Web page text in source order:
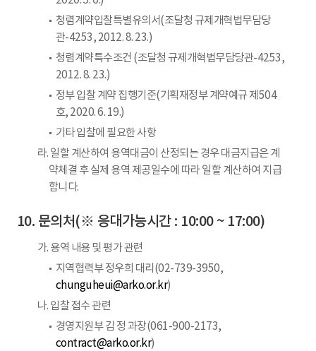
청렴계약입찰특별유의서(조달청 규제개혁법무담당
관-4253, 2012. 8. 23.)
청렴계약특수조건 (조달청 규제개혁법무담당관-4253,
2012. 8. 23.)
정부 입찰 계약 집행기준(기획재정부 계약예규 제504
호, 2020. 6. 19.)
기타 입찰에 필요한 사항
라. 일할 계산하여 용역대금이 산정되는 경우 대금지급은 계
약체결 후 실제 용역 제공일수에 따라 일할 계산하여 지급
합니다.
문의처(※ 응대가능시간 : 10:00 ~ 17:00)
가. 용역 내용 및 평가 관련
지역협력부 정우희 대리(02-739-3950,
chunguheui@arko.or.kr)
나. 입찰 접수 관련
경영지원부 김 정 과장(061-900-2173,
contract@arko.or.kr)